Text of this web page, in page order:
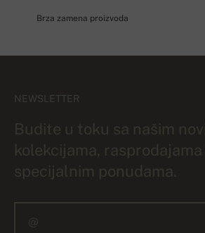
Brza zamena proizvoda
NEWSLETTER
Budite u toku sa našim
kolekcijama,
specijalnim ponudama.